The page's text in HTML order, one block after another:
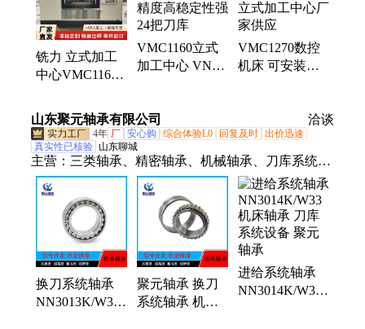
头刨床、回转车床、深孔钻床、床身铣床、金属工
件、卧式车床、数控机床
铣力 立式加工
中心VMC1160
精度高 支持定
制
VMC1160立式
加工中心 VNC
把刀库
VMC1270数控
机床 可安装刀
山东聚元轴承有限公司 洽谈
4年 厂 安心购 综合体验L0 回复及时 出价迅速
真实性已核验 山东聊城
主营： 三类轴承、精密轴承、机械轴承、刀库系统设
备、滚子轴承、球面轴承、针刺机轴承、耐高温轴
承、减速机轴承、高载荷轴承、采煤机轴承、振动筛
轴承、搅拌车轴承、轧钢机轴承、起重机轴承、减速
装置轴承、铁路车辆轴承、调心滚子轴承、深沟球轴
承、调心球轴承、圆锥滚子轴承、推力球轴承、外球
面轴承、角接触球轴承、圆柱滚子轴承、薄壁轴承
换刀系统轴承
NN3013K/W33
聚元轴承 换刀
系统轴承 机床
进给系统轴承
NN3014K/W33